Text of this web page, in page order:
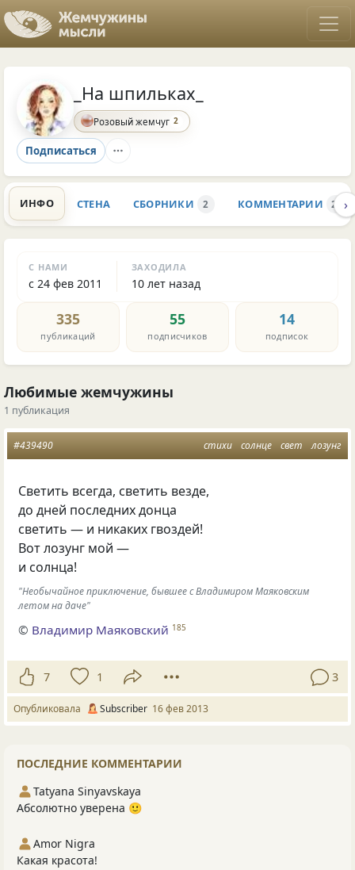
_На шпильках_
Розовый жемчуг 2
Подписаться
ИНФО СТЕНА СБОРНИКИ 2 КОММЕНТАРИИ 2.5K
›
С НАМИ
с 24 фев 2011
ЗАХОДИЛА
10 лет назад
335
публикаций
55
подписчиков
14
подписок
Любимые жемчужины
1 публикация
стихи солнце свет лозунг
#439490
Светить всегда, светить везде,
до дней последних донца
светить — и никаких гвоздей!
Вот лозунг мой —
и солнца!
"Необычайное приключение, бывшее с Владимиром Маяковским
летом на даче"
© Владимир Маяковский 185
7 1 3
Опубликовала Subscriber 16 фев 2013
ПОСЛЕДНИЕ КОММЕНТАРИИ
Tatyana Sinyavskaya
Абсолютно уверена 🙂
Amor Nigra
Какая красота!